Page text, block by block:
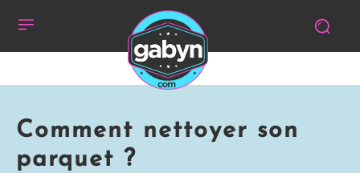
Comment nettoyer son
parquet ?